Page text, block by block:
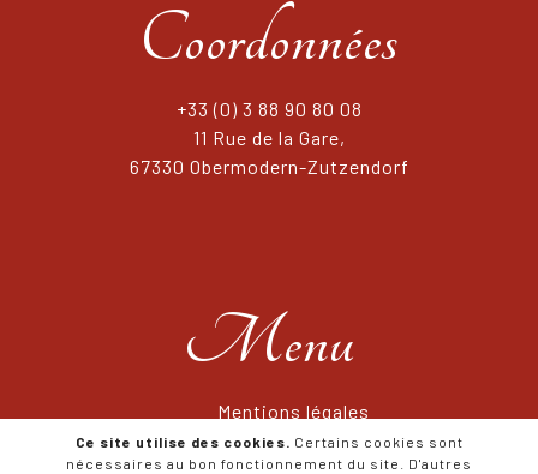
Coordonnées
+33 (0) 3 88 90 80 08
11 Rue de la Gare,
67330 Obermodern-Zutzendorf
Menu
Mentions légales
Conditions générales de Vente
RGPD
Ce site utilise des cookies. Certains cookies sont
nécessaires au bon fonctionnement du site. D'autres